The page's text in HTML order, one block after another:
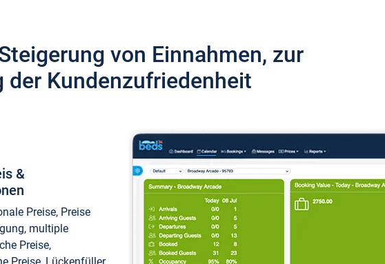
von Einnahmen, zur
Kundenzufriedenheit
&
Preise, Preise
multiple
Preise,